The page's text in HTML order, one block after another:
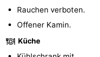
Route
-
Rauchen verboten.
Offener Kamin.
Küche